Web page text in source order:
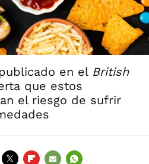
en el British
que estos
el riesgo de sufrir